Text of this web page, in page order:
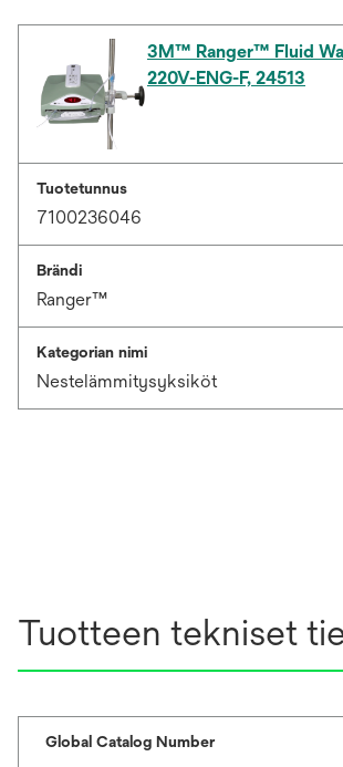
3M™ Ranger™ Fluid
220V-ENG-F, 24513
Tuotetunnus
7100236046
Brändi
Ranger™
Kategorian nimi
Nestelämmitysyksiköt
Tuotteen tekniset
Global Catalog Number